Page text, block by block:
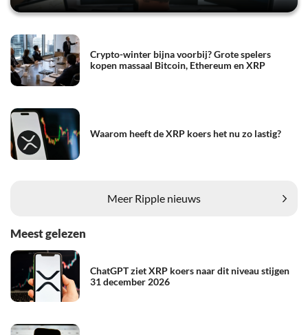
Crypto-winter bijna voorbij? Grote spelers
kopen massaal Bitcoin, Ethereum en XRP
Waarom heeft de XRP koers het nu zo lastig?
Meer Ripple nieuws
Meest gelezen
ChatGPT ziet XRP koers naar dit niveau stijgen
31 december 2026